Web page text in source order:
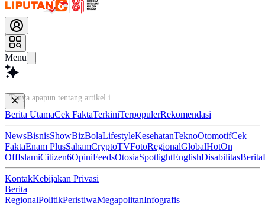
Menu
Tanya apapun tentang artikel ini...
Berita UtamaCek FaktaTerkiniTerpopulerRekomendasi
NewsBisnisShowBizBolaLifestyleKesehatanTeknoOtomotifCek
FaktaEnam PlusSahamCryptoTVFotoRegionalGlobalHotOn
OffIslamiCitizen6OpiniFeedsOtosiaSpotlightEnglishDisabilitasBerita
KontakKebijakan Privasi
Berita
RegionalPolitikPeristiwaMegapolitanInfografis